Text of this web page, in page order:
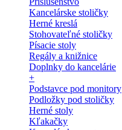
Kancelárske stoličky
Herné kreslá
Stohovateľné stoličky
Písacie stoly
Regály a knižnice
Doplnky do kancelárie
+
Podstavce pod monitory
Podložky pod stoličky
Herné stoly
Kľakačky